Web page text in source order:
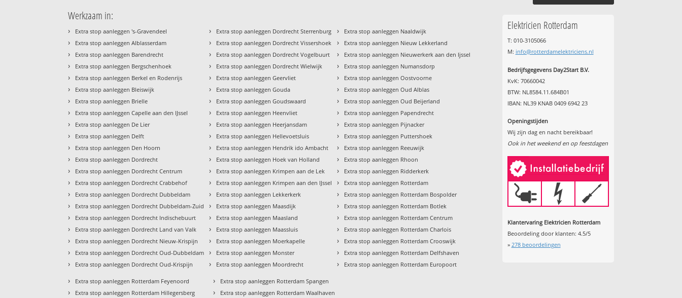
Werkzaam in:
› Extra stop aanleggen 's-Gravendeel
› Extra stop aanleggen Alblasserdam
› Extra stop aanleggen Barendrecht
› Extra stop aanleggen Bergschenhoek
› Extra stop aanleggen Berkel en Rodenrijs
› Extra stop aanleggen Bleiswijk
› Extra stop aanleggen Brielle
› Extra stop aanleggen Capelle aan den IJssel
› Extra stop aanleggen De Lier
› Extra stop aanleggen Delft
› Extra stop aanleggen Den Hoorn
› Extra stop aanleggen Dordrecht
› Extra stop aanleggen Dordrecht Centrum
› Extra stop aanleggen Dordrecht Crabbehof
› Extra stop aanleggen Dordrecht Dubbeldam
› Extra stop aanleggen Dordrecht Dubbeldam-Zuid
› Extra stop aanleggen Dordrecht Indischebuurt
› Extra stop aanleggen Dordrecht Land van Valk
› Extra stop aanleggen Dordrecht Nieuw-Krispijn
› Extra stop aanleggen Dordrecht Oud-Dubbeldam
› Extra stop aanleggen Dordrecht Oud-Krispijn
› Extra stop aanleggen Dordrecht Sterrenburg
› Extra stop aanleggen Dordrecht Vissershoek
› Extra stop aanleggen Dordrecht Vogelbuurt
› Extra stop aanleggen Dordrecht Wielwijk
› Extra stop aanleggen Geervliet
› Extra stop aanleggen Gouda
› Extra stop aanleggen Goudswaard
› Extra stop aanleggen Heenvliet
› Extra stop aanleggen Heerjansdam
› Extra stop aanleggen Hellevoetsluis
› Extra stop aanleggen Hendrik ido Ambacht
› Extra stop aanleggen Hoek van Holland
› Extra stop aanleggen Krimpen aan de Lek
› Extra stop aanleggen Krimpen aan den IJssel
› Extra stop aanleggen Lekkerkerk
› Extra stop aanleggen Maasdijk
› Extra stop aanleggen Maasland
› Extra stop aanleggen Maassluis
› Extra stop aanleggen Moerkapelle
› Extra stop aanleggen Monster
› Extra stop aanleggen Moordrecht
› Extra stop aanleggen Naaldwijk
› Extra stop aanleggen Nieuw Lekkerland
› Extra stop aanleggen Nieuwerkerk aan den Ijssel
› Extra stop aanleggen Numansdorp
› Extra stop aanleggen Oostvoorne
› Extra stop aanleggen Oud Alblas
› Extra stop aanleggen Oud Beijerland
› Extra stop aanleggen Papendrecht
› Extra stop aanleggen Pijnacker
› Extra stop aanleggen Puttershoek
› Extra stop aanleggen Reeuwijk
› Extra stop aanleggen Rhoon
› Extra stop aanleggen Ridderkerk
› Extra stop aanleggen Rotterdam
› Extra stop aanleggen Rotterdam Bospolder
› Extra stop aanleggen Rotterdam Botlek
› Extra stop aanleggen Rotterdam Centrum
› Extra stop aanleggen Rotterdam Charlois
› Extra stop aanleggen Rotterdam Crooswijk
› Extra stop aanleggen Rotterdam Delfshaven
› Extra stop aanleggen Rotterdam Europoort
› Extra stop aanleggen Rotterdam Feyenoord
› Extra stop aanleggen Rotterdam Hillegersberg
› Extra stop aanleggen Rotterdam Spangen
› Extra stop aanleggen Rotterdam Waalhaven
Elektricien Rotterdam
T: 010-3105066
M: info@rotterdamelektriciens.nl
Bedrijfsgegevens Day2Start B.V.
KvK: 70660042
BTW: NL8584.11.684B01
IBAN: NL39 KNAB 0409 6942 23
Openingstijden
Wij zijn dag en nacht bereikbaar!
Ook in het weekend en op feestdagen
Klantervaring Elektricien Rotterdam
Beoordeling door klanten: 4.5/5
» 278beoordelingen